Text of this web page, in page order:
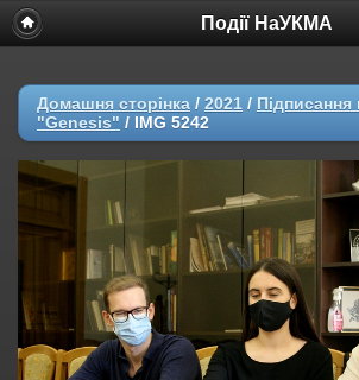
Події НаУКМА
Домашня сторінка / 2021 /
"Genesis" / IMG 5242